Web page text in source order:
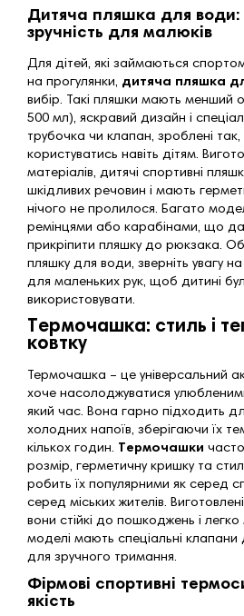
Дитяча пляшка для води:
зручність для малюків
Для дітей, які займаються
на прогулянки, дитяча пляшка
вибір. Такі пляшки мають менший
500 мл), яскравий дизайн і
трубочка чи клапан, зроблені
користуватись навіть дітям.
матеріалів, дитячі спортивні
шкідливих речовин і мають
нічого не пролилося. Багато
ремінцями або карабінами, що
прикріпити пляшку до рюкзака.
пляшку для води, зверніть увагу на
для маленьких рук, щоб дитині
використовувати.
Термочашка: стиль і
ковтку
Термочашка – це універсальний
хоче насолоджуватися
який час. Вона гарно підходить
холодних напоїв, зберігаючи їх
кількох годин. Термочашки
розмір, герметичну кришку та
робить їх популярними як серед
серед міських жителів.
вони стійкі до пошкоджень і
моделі мають спеціальні клапани
для зручного тримання.
Фірмові спортивні
якість